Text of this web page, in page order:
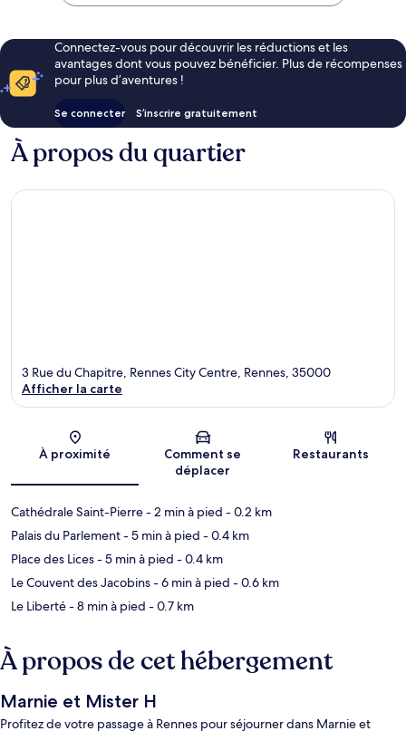
Connectez-vous pour découvrir les réductions et les
avantages dont vous pouvez bénéficier. Plus de récompenses
pour plus d’aventures !
Se connecter S’inscrire gratuitement
À propos du quartier
Carte
3 Rue du Chapitre, Rennes City Centre, Rennes, 35000
Afficher la carte
À proximité
Comment se
déplacer
Restaurants
Cathédrale Saint-Pierre- 2 min à pied - 0.2 km
Palais du Parlement- 5 min à pied - 0.4 km
Place des Lices- 5 min à pied - 0.4 km
Le Couvent des Jacobins- 6 min à pied - 0.6 km
Le Liberté- 8 min à pied - 0.7 km
À propos de cet hébergement
Marnie et Mister H
Profitez de votre passage à Rennes pour séjourner dans Marnie et